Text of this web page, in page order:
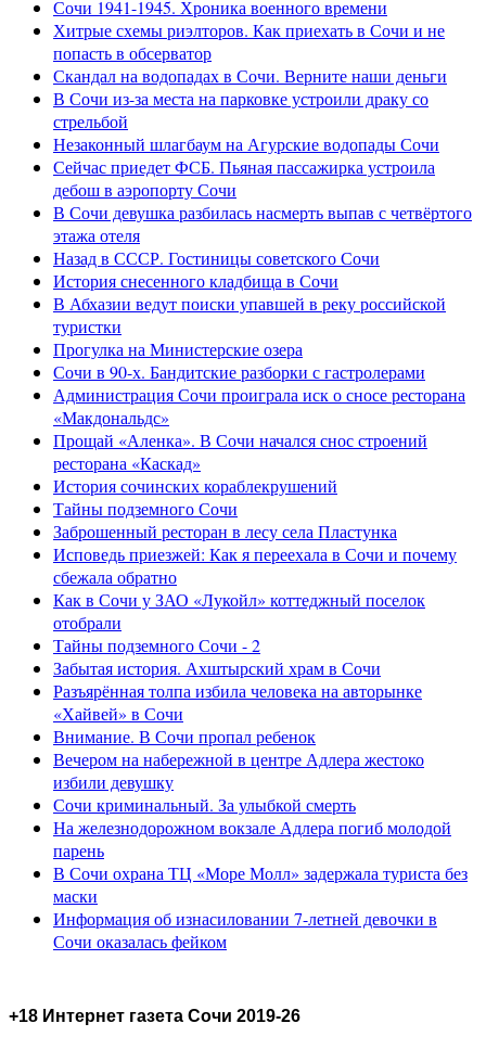
Сочи 1941-1945. Хроника военного времени
Хитрые схемы риэлторов. Как приехать в Сочи и не
попасть в обсерватор
Скандал на водопадах в Сочи. Верните наши деньги
В Сочи из-за места на парковке устроили драку со
стрельбой
Незаконный шлагбаум на Агурские водопады Сочи
Сейчас приедет ФСБ. Пьяная пассажирка устроила
дебош в аэропорту Сочи
В Сочи девушка разбилась насмерть выпав с четвёртого
этажа отеля
Назад в СССР. Гостиницы советского Сочи
История снесенного кладбища в Сочи
В Абхазии ведут поиски упавшей в реку российской
туристки
Прогулка на Министерские озера
Сочи в 90-х. Бандитские разборки с гастролерами
Администрация Сочи проиграла иск о сносе ресторана
«Макдональдс»
Прощай «Аленка». В Сочи начался снос строений
ресторана «Каскад»
История сочинских кораблекрушений
Тайны подземного Сочи
Заброшенный ресторан в лесу села Пластунка
Исповедь приезжей: Как я переехала в Сочи и почему
сбежала обратно
Как в Сочи у ЗАО «Лукойл» коттеджный поселок
отобрали
Тайны подземного Сочи - 2
Забытая история. Ахштырский храм в Сочи
Разъярённая толпа избила человека на авторынке
«Хайвей» в Сочи
Внимание. В Сочи пропал ребенок
Вечером на набережной в центре Адлера жестоко
избили девушку
Сочи криминальный. За улыбкой смерть
На железнодорожном вокзале Адлера погиб молодой
парень
В Сочи охрана ТЦ «Море Молл» задержала туриста без
маски
Информация об изнасиловании 7-летней девочки в
Сочи оказалась фейком
+18 Интернет газета Сочи 2019-26